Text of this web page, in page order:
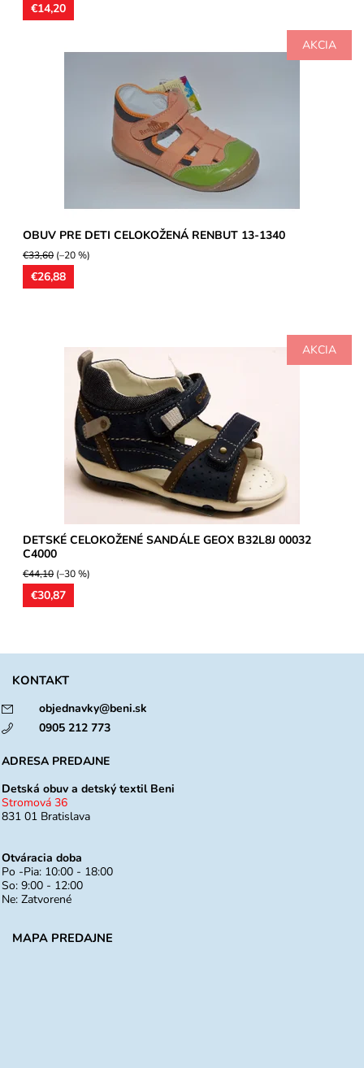
€14,20
AKCIA
tvarované, antibakteriálna úprava,chrom free. Model vhodný
Skladom
Renbut
2 roky
OBUV PRE DETI CELOKOŽENÁ RENBUT 13-1340
€33,60(–20 %)
€26,88
AKCIA
Letné sandále celokožené,model detskej obuvi vhodný pre
stredne široké chodidlá.
Dostupnosť:
Skladom
Geox
2 roky
DETSKÉ CELOKOŽENÉ SANDÁLE GEOX B32L8J 00032
C4000
€44,10(–30 %)
€30,87
KONTAKT
objednavky@beni.sk
0905 212 773
ADRESA PREDAJNE
Detská obuv a detský textil Beni
Stromová 36
831 01 Bratislava
Otváracia doba
Po -Pia: 10:00 - 18:00
So: 9:00 - 12:00
Ne: Zatvorené
MAPA PREDAJNE